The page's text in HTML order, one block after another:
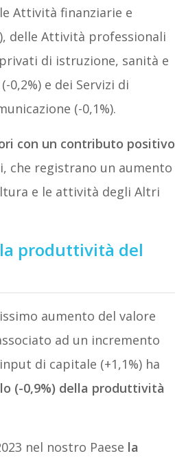
Attività finanziarie e
delle Attività professionali
di istruzione, sanità e
0,2%) e dei Servizi di
(-0,1%).
con un contributo positivo
che registrano un aumento
e le attività degli Altri
produttività del
aumento del valore
ad un incremento
di capitale (+1,1%) ha
(-0,9%) della produttività
nel nostro Paese la